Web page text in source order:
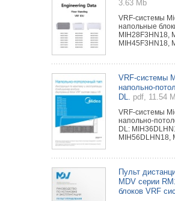
3.63 Mb
VRF-системы
напольные
MIH28F3HN18,
MIH45F3HN18,
VRF-системы
напольно-
DL.
pdf, 11.54
VRF-системы
напольно-
DL:
MIH56DLHN18,
Пульт
MDV серии
блоков VRF